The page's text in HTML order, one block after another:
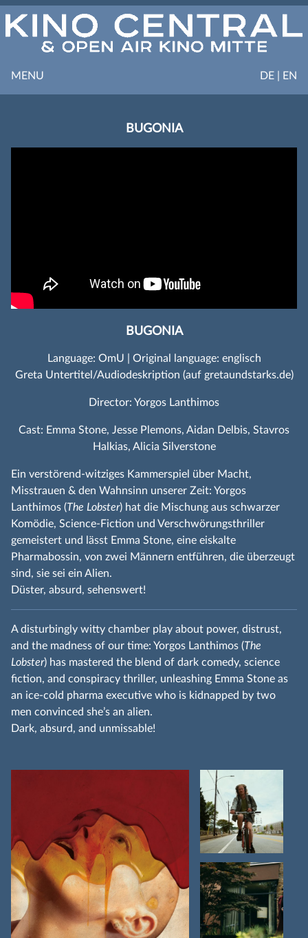
DE | EN
MENU
BUGONIA
BUGONIA
Language: OmU | Original language: englisch
Greta Untertitel/Audiodeskription (auf gretaundstarks.de)
Director: Yorgos Lanthimos
Cast: Emma Stone, Jesse Plemons, Aidan Delbis, Stavros
Halkias, Alicia Silverstone
Ein verstörend-witziges Kammerspiel über Macht,
Misstrauen & den Wahnsinn unserer Zeit: Yorgos
Lanthimos (The Lobster) hat die Mischung aus schwarzer
Komödie, Science-Fiction und Verschwörungsthriller
gemeistert und lässt Emma Stone, eine eiskalte
Pharmabossin, von zwei Männern entführen, die überzeugt
sind, sie sei ein Alien.
Düster, absurd, sehenswert!
A disturbingly witty chamber play about power, distrust,
and the madness of our time: Yorgos Lanthimos (The
Lobster) has mastered the blend of dark comedy, science
fiction, and conspiracy thriller, unleashing Emma Stone as
an ice-cold pharma executive who is kidnapped by two
men convinced she’s an alien.
Dark, absurd, and unmissable!